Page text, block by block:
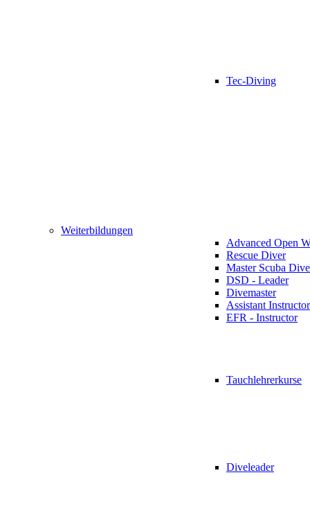
Tec-Diving
Weiterbildungen
Advanced Open
Rescue Diver
Master Scuba
DSD - Leader
Divemaster
Assistant Instructor
EFR - Instructor
Tauchlehrerkurse
Diveleader